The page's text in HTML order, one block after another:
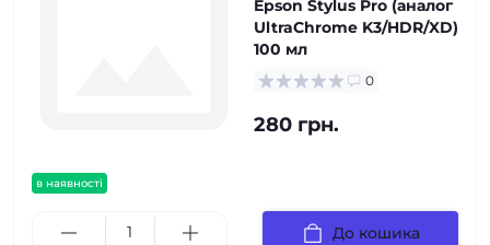
в наявності
Epson Stylus Pro (аналог
UltraChrome K3/HDR/XD)
100 мл
0
280 грн.
До кошика